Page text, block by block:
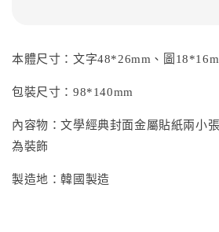
本體尺寸：文字48*26mm、圖
包裝尺寸：98*140mm
內容物：文學經典封面金屬貼紙兩小
為裝飾
製造地：韓國製造